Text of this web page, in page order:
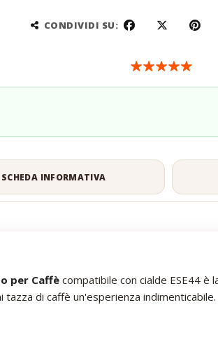
CONDIVIDI SU:
per Caffècompatibile con cialde ESE44
di caffè un'esperienza indimenticabile.
SCHEDA INFORMATIVA